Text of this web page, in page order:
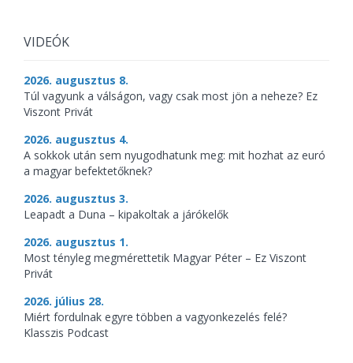
VIDEÓK
2026. augusztus 8.
Túl vagyunk a válságon, vagy csak most jön a neheze? Ez
Viszont Privát
2026. augusztus 4.
A sokkok után sem nyugodhatunk meg: mit hozhat az euró
a magyar befektetőknek?
2026. augusztus 3.
Leapadt a Duna – kipakoltak a járókelők
2026. augusztus 1.
Most tényleg megmérettetik Magyar Péter – Ez Viszont
Privát
2026. július 28.
Miért fordulnak egyre többen a vagyonkezelés felé?
Klasszis Podcast